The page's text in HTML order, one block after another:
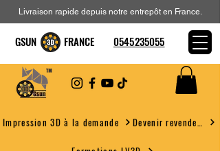
Impression 3D à la demande
Livraison rapide depuis notre entrepôt en France.
GSUN FRANCE 0545235055